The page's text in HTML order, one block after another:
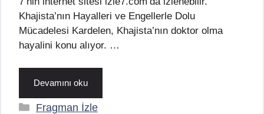
Khajista’nın Hayalleri ve Engellerle Dolu
Mücadelesi Kardelen, Khajista’nın doktor olma
hayalini konu alıyor. …
Devamını oku
Kategoriler
Fragman İzle